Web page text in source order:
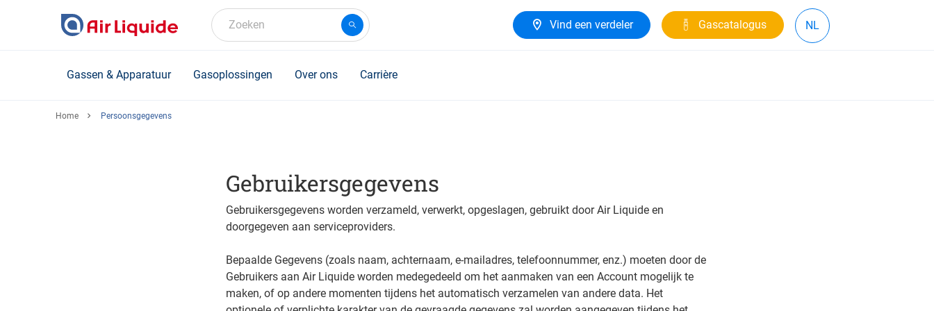
Zoeken Vind een verdeler Gascatalogus NL
Gassen & Apparatuur Gasoplossingen Over ons Carrière
Home Persoonsgegevens
Gebruikersgegevens
Gebruikersgegevens worden verzameld, verwerkt, opgeslagen, gebruikt door Air Liquide en
doorgegeven aan serviceproviders.
Bepaalde Gegevens (zoals naam, achternaam, e-mailadres, telefoonnummer, enz.) moeten door de
Gebruikers aan Air Liquide worden medegedeeld om het aanmaken van een Account mogelijk te
maken, of op andere momenten tijdens het automatisch verzamelen van andere data. Het